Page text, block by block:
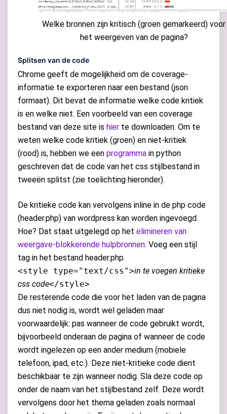
Welke bronnen zijn kritisch (groen gemarkeerd) voor
het weergeven van de pagina?
Splitsen van de code
Chrome geeft de mogelijkheid om de coverage-
informatie te exporteren naar een bestand (json
formaat). Dit bevat de informatie welke code kritiek
is en welke niet. Een voorbeeld van een coverage
bestand van deze site is hier te downloaden. Om te
weten welke code kritiek (groen) en niet-kritiek
(rood) is, hebben we een programma in python
geschreven dat de code van het css stijlbestand in
tweeën splitst (zie toelichting hieronder).
De kritieke code kan vervolgens inline in de php code
(header.php) van wordpress kan worden ingevoegd.
Hoe? Dat staat uitgelegd op het elimineren van
weergave-blokkerende hulpbronnen. Voeg een stijl
tag in het bestand header.php.
<style type="text/css">in te voegen kritieke
css code</style>
De resterende code die voor het laden van de pagina
dus niet nodig is, wordt wel geladen maar
voorwaardelijk: pas wanneer de code gebruikt wordt,
bijvoorbeeld onderaan de pagina of wanneer de code
wordt ingelezen op een ander medium (mobiele
telefoon, ipad, etc.). Deze niet-kritieke code dient
beschikbaar te zijn wanneer nodig. Sla deze code op
onder de naam van het stijlbestand zelf. Deze wordt
vervolgens door het thema geladen zoals normaal